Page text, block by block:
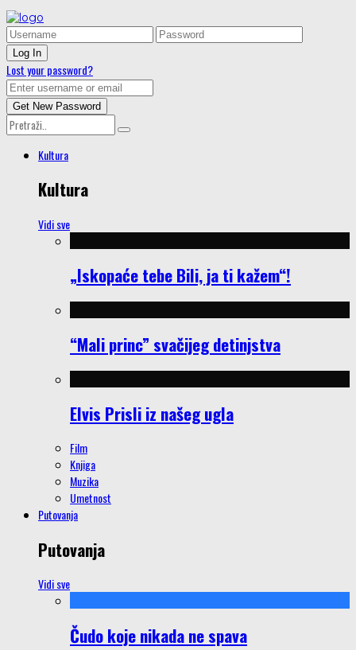
Lost your password?
Kultura
Kultura
Vidi sve
„Iskopaće tebe Bili, ja ti kažem“!
“Mali princ” svačijeg detinjstva
Elvis Prisli iz našeg ugla
Film
Knjiga
Muzika
Umetnost
Putovanja
Putovanja
Vidi sve
Čudo koje nikada ne spava